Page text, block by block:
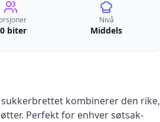
biter
Nivå
Middels
sukkerbrettet kombinerer den rike,
Perfekt for enhver søtsak-